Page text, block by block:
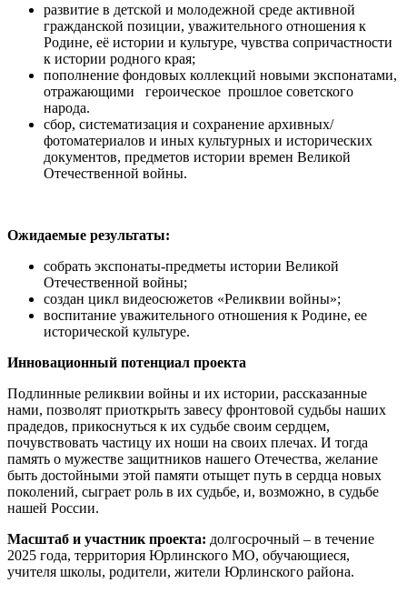
развитие в детской и молодежной среде активной
гражданской позиции, уважительного отношения к
Родине, её истории и культуре, чувства сопричастности
к истории родного края;
пополнение фондовых коллекций новыми экспонатами,
отражающими героическое прошлое советского
народа.
сбор, систематизация и сохранение архивных/
фотоматериалов и иных культурных и исторических
документов, предметов истории времен Великой
Отечественной войны.
Ожидаемые результаты:
собрать экспонаты-предметы истории Великой
Отечественной войны;
создан цикл видеосюжетов «Реликвии войны»;
воспитание уважительного отношения к Родине, ее
исторической культуре.
Инновационный потенциал проекта
Подлинные реликвии войны и их истории, рассказанные
нами, позволят приоткрыть завесу фронтовой судьбы наших
прадедов, прикоснуться к их судьбе своим сердцем,
почувствовать частицу их ноши на своих плечах. И тогда
память о мужестве защитников нашего Отечества, желание
быть достойными этой памяти отыщет путь в сердца новых
поколений, сыграет роль в их судьбе, и, возможно, в судьбе
нашей России.
Масштаб и участник проекта: долгосрочный – в течение
2025 года, территория Юрлинского МО, обучающиеся,
учителя школы, родители, жители Юрлинского района.